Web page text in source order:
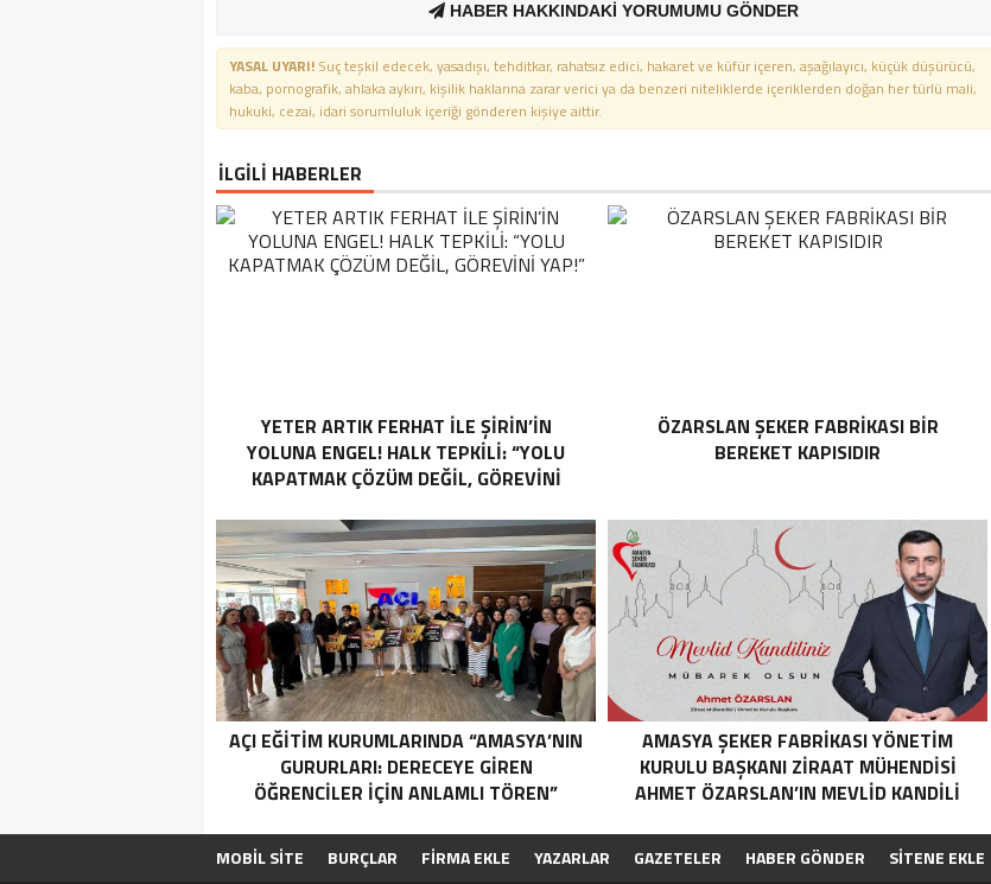
HABER HAKKINDAKİ YORUMUMU GÖNDER
YASAL UYARI! Suç teşkil edecek, yasadışı, tehditkar, rahatsız edici, hakaret ve küfür içeren, aşağılayıcı, küçük düşürücü,
kaba, pornografik, ahlaka aykırı, kişilik haklarına zarar verici ya da benzeri niteliklerde içeriklerden doğan her türlü mali,
hukuki, cezai, idari sorumluluk içeriği gönderen kişiye aittir.
İLGİLİ HABERLER
YETER ARTIK FERHAT İLE ŞİRİN’İN
YOLUNA ENGEL! HALK TEPKİLİ: “YOLU
KAPATMAK ÇÖZÜM DEĞİL, GÖREVİNİ
ÖZARSLAN ŞEKER FABRİKASI BİR
BEREKET KAPISIDIR
AÇI EĞİTİM KURUMLARINDA “AMASYA’NIN
GURURLARI: DERECEYE GIREN
ÖĞRENCILER İÇIN ANLAMLI TÖREN”
AMASYA ŞEKER FABRIKASI YÖNETIM
KURULU BAŞKANI ZIRAAT MÜHENDISI
AHMET ÖZARSLAN’IN MEVLID KANDILI
MOBİL SİTE BURÇLAR FİRMA EKLE YAZARLAR GAZETELER HABER GÖNDER SİTENE EKLE